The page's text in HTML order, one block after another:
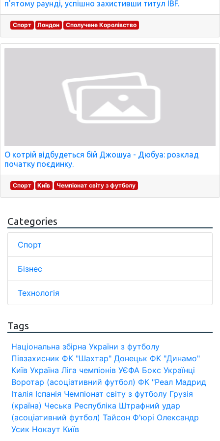
п'ятому раунді, успішно захистивши титул IBF.
Спорт Лондон Сполучене Королівство
О котрій відбудеться бій Джошуа - Дюбуа: розклад
початку поєдинку.
Спорт Київ Чемпіонат світу з футболу
Categories
Спорт
Бізнес
Технологія
Tags
Національна збірна України з футболу
Півзахисник ФК "Шахтар" Донецьк ФК "Динамо"
Київ Україна Ліга чемпіонів УЄФА Бокс Українці
Воротар (асоціативний футбол) ФК "Реал Мадрид
Італія Іспанія Чемпіонат світу з футболу Грузія
(країна) Чеська Республіка Штрафний удар
(асоціативний футбол) Тайсон Ф'юрі Олександр
Усик Нокаут Київ